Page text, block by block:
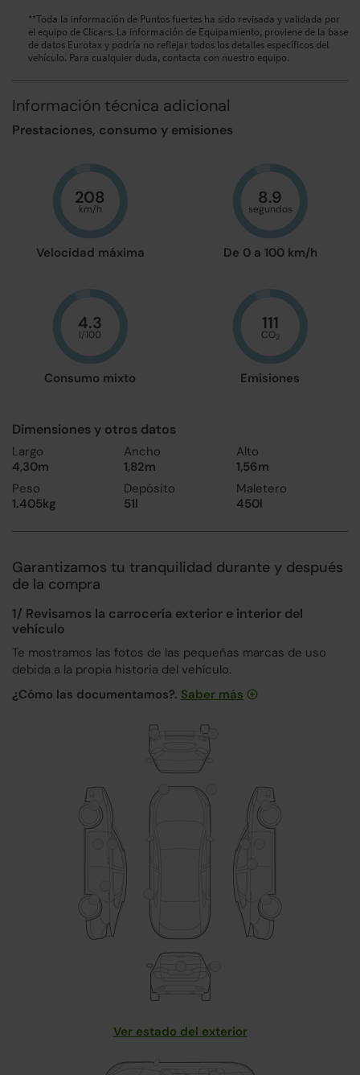
**Toda la información de Puntos fuertes ha sido revisada y validada por
el equipo de Clicars. La información de Equipamiento, proviene de la base
de datos Eurotax y podría no reflejar todos los detalles específicos del
vehículo. Para cualquier duda, contacta con nuestro equipo.
Información técnica adicional
Prestaciones, consumo y emisiones
Velocidad máxima
208
km/h
De 0 a 100 km/h
8.9
segundos
Consumo mixto
4.3
l/100
Emisiones
111
CO2
Dimensiones y otros datos
Largo
4,30m
Ancho
1,82m
Alto
1,56m
Peso
1.405kg
Depósito
51l
Maletero
450l
Garantizamos tu tranquilidad durante y después
de la compra
1/ Revisamos la carrocería exterior e interior del
vehículo
Te mostramos las fotos de las pequeñas marcas de uso
debida a la propia historia del vehículo.
¿Cómo las documentamos?. Saber más
Ver estado del exterior